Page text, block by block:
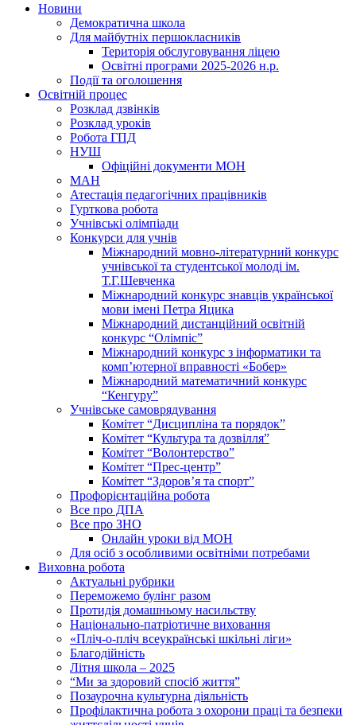
Новини
Демократична школа
Для майбутніх першокласників
Територія обслуговування ліцею
Освітні програми 2025-2026 н.р.
Події та оголошення
Освітній процес
Розклад дзвінків
Розклад уроків
Робота ГПД
НУШ
Офіційні документи МОН
МАН
Атестація педагогічних працівників
Гурткова робота
Учнівські олімпіади
Конкурси для учнів
Мiжнародний мовно-літературний конкурс
учнiвської та студентської молодi iм.
Т.Г.Шевченка
Міжнародний конкурс знавців української
мови імені Петра Яцика
Міжнародний дистанційний освітній
конкурс “Олімпіс”
Міжнародний конкурс з інформатики та
комп’ютерної вправності «Бобер»
Міжнародний математичний конкурс
“Кенгуру”
Учнівське самоврядування
Комітет “Дисципліна та порядок”
Комітет “Культура та дозвілля”
Комітет “Волонтерство”
Комітет “Прес-центр”
Комітет “Здоров’я та спорт”
Профорієнтаційна робота
Все про ДПА
Все про ЗНО
Онлайн уроки від МОН
Для осіб з особливими освітніми потребами
Виховна робота
Актуальні рубрики
Переможемо булінг разом
Протидія домашньому насильству
Національно-патріотичне виховання
«Пліч-о-пліч всеукраїнські шкільні ліги»
Благодійність
Літня школа – 2025
“Ми за здоровий спосіб життя”
Позаурочна культурна діяльність
Профілактична робота з охорони праці та безпеки